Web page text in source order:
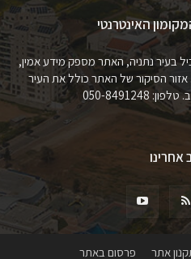
האינטרנטי
בעיר נתניה, האתר מספק מידע אמין,
אזור הסיקור של האתר כולל את העיר
8491248
אחרינו
אתר פרסום באתר